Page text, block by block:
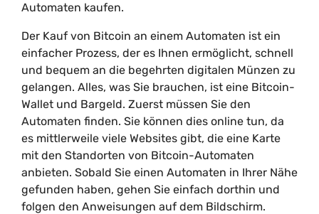
Automaten kaufen.
Der Kauf von Bitcoin an einem Automaten ist ein
einfacher Prozess, der es Ihnen ermöglicht, schnell
und bequem an die begehrten digitalen Münzen zu
gelangen. Alles, was Sie brauchen, ist eine Bitcoin-
Wallet und Bargeld. Zuerst müssen Sie den
Automaten finden. Sie können dies online tun, da
es mittlerweile viele Websites gibt, die eine Karte
mit den Standorten von Bitcoin-Automaten
anbieten. Sobald Sie einen Automaten in Ihrer Nähe
gefunden haben, gehen Sie einfach dorthin und
folgen den Anweisungen auf dem Bildschirm.